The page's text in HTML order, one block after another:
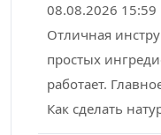
08.08.2026 15:59
Отличная
простых
работает.
Как сделать